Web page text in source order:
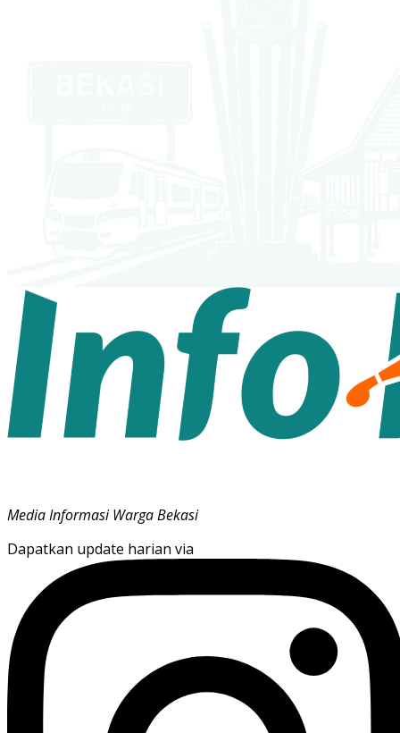
Media Informasi Warga Bekasi
Dapatkan update harian via